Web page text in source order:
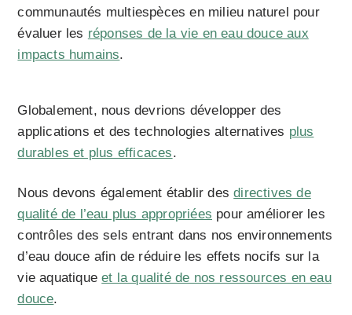
communautés multiespèces en milieu naturel pour
évaluer les réponses de la vie en eau douce aux
impacts humains.
Globalement, nous devrions développer des
applications et des technologies alternatives plus
durables et plus efficaces.
Nous devons également établir desdirectives de
qualité de l’eau plus appropriées pour améliorer les
contrôles des sels entrant dans nos environnements
d’eau douce afin de réduire les effets nocifs sur la
vie aquatiqueet la qualité de nos ressources en eau
douce.